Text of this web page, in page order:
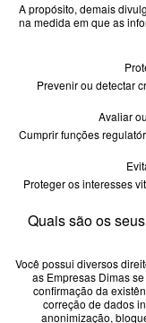
A propósito, demais
na medida em que as
Prevenir ou detectar
Avaliar
Cumprir funções
Proteger os interesses
Quais são os
Você possui diversos
as Empresas Dimas
confirmação da
correção de dados
anonimização,